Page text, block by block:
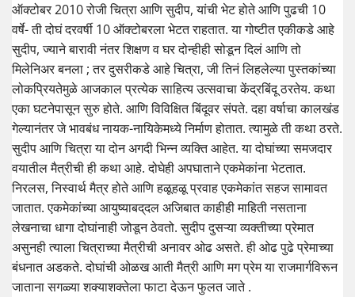
ऑक्टोबर 2010 रोजी चित्रा आणि सुदीप, यांची भेट होते आणि पुढची 10
वर्षे- ती दोघं दरवर्षी 10 ऑक्टोबरला भेटत राहतात. या गोष्टीत एकीकडे आहे
सुदीप, ज्याने बारावी नंतर शिक्षण व घर दोन्हीही सोडून दिलं आणि तो
मिलेनिअर बनला ; तर दुसरीकडे आहे चित्रा, जी तिनं लिहलेल्या पुस्तकांच्या
लोकप्रियतेमुळे आजकाल प्रत्येक साहित्य उत्सवाचा केंद्रबिंदू ठरतेय. कथा
एका घटनेपासून सुरु होते. आणि विविक्षित बिंदूवर संपते. दहा वर्षाचा कालखंड
गेल्यानंतर जे भावबंध नायक-नायिकेमध्ये निर्माण होतात. त्यामुळे ती कथा ठरते.
सुदीप आणि चित्रा या दोन अगदी भिन्न व्यक्ति आहेत. या दोघांच्या समजदार
वयातील मैत्रीची ही कथा आहे. दोघेही अपघाताने एकमेकांना भेटतात.
निरलस, निस्वार्थ मैत्र होते आणि हळूहळू प्रवाह एकमेकांत सहज सामावत
जातात. एकमेकांच्या आयुष्याबद्‌दल अजिबात काहीही माहिती नसताना
लेखनाचा धागा दोघांनाही जोडून ठेवतो. सुदीप दुसऱ्या व्यक्तीच्या प्रेमात
असुनही त्याला चित्राच्या मैत्रीची अनावर ओढ असते. ही ओढ पुढे प्रेमाच्या
बंधनात अडकते. दोघांची ओळख आती मैत्री आणि मग प्रेम या राजमार्गविरून
जाताना सगळ्या शक्याशक्तेला फाटा देऊन फुलत जाते .